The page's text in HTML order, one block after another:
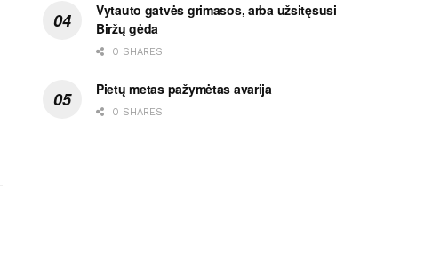
Vytauto gatvės grimasos, arba užsitęsusi
Biržų gėda
0 SHARES
Pietų metas pažymėtas avarija
0 SHARES